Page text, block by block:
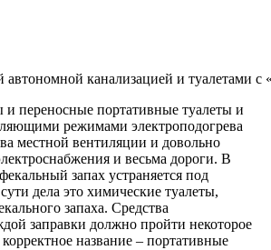
канализацией и туалетами с
и переносные портативные туалеты и
режимами электроподогрева
местной вентиляции и довольно
и весьма дороги. В
запах устраняется под
дела это химические туалеты,
запаха. Средства
заправки должно пройти некоторое
название – портативные